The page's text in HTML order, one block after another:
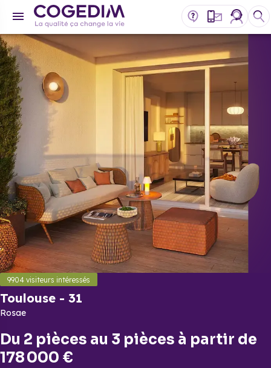
9904 visiteurs intéressés
Toulouse - 31
Rosae
Du 2 pièces au 3 pièces à partir de
178 000 €